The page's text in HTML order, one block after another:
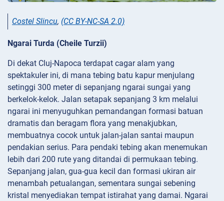
Costel Slincu, (CC BY-NC-SA 2.0)
Ngarai Turda (Cheile Turzii)
Di dekat Cluj-Napoca terdapat cagar alam yang
spektakuler ini, di mana tebing batu kapur menjulang
setinggi 300 meter di sepanjang ngarai sungai yang
berkelok-kelok. Jalan setapak sepanjang 3 km melalui
ngarai ini menyuguhkan pemandangan formasi batuan
dramatis dan beragam flora yang menakjubkan,
membuatnya cocok untuk jalan-jalan santai maupun
pendakian serius. Para pendaki tebing akan menemukan
lebih dari 200 rute yang ditandai di permukaan tebing.
Sepanjang jalan, gua-gua kecil dan formasi ukiran air
menambah petualangan, sementara sungai sebening
kristal menyediakan tempat istirahat yang damai. Ngarai